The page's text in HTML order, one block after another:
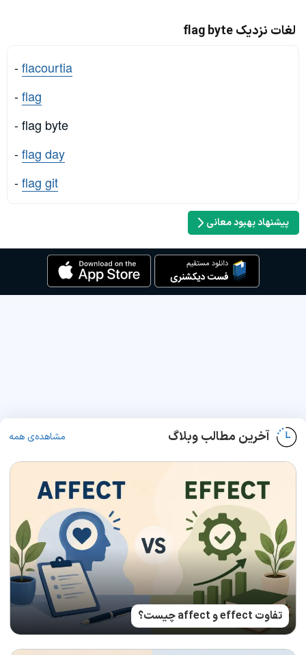
لغات نزدیک flag byte
-flacourtia
-flag
- flag byte
-flag day
-flag git
پیشنهاد بهبود معانی
آخرین مطالب وبلاگ مشاهده‌ی همه
تفاوت effect و affect چیست؟